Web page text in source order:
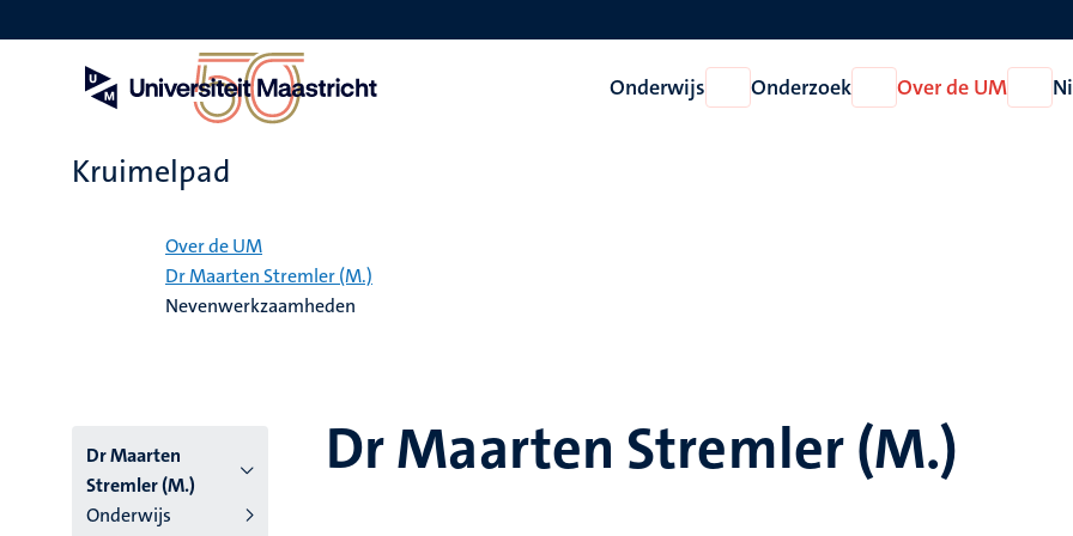
en
Onderwijs
Open
Onderwijs
Onderzoek
Open
Onderzoek
Over de UM
Open
Over
Kruimelpad
Over de UM
Dr Maarten Stremler (M.)
Nevenwerkzaamheden
Dr Maarten
Stremler (M.)
Onderwijs
Dr Maarten Stremler (M.)